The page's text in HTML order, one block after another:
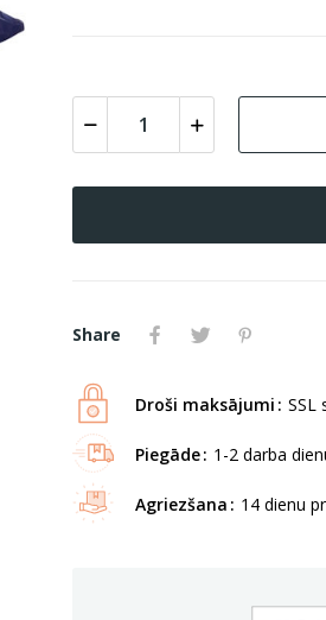
Share
Droši maksājumi SSL
Piegāde 1-2 darba
Agriezšana 14 dienu